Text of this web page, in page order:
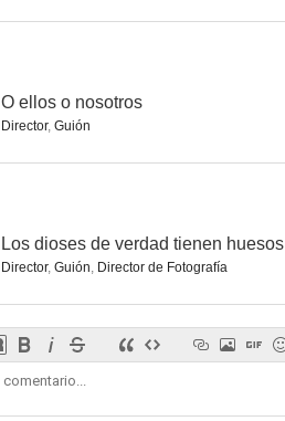
O ellos o nosotros
Director, Guión
Los dioses de verdad tienen huesos
Director, Guión, Director de Fotografía